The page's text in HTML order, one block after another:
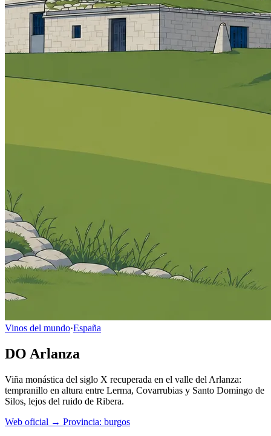
Vinos del mundo·España
DO Arlanza
Viña monástica del siglo X recuperada en el valle del Arlanza:
tempranillo en altura entre Lerma, Covarrubias y Santo Domingo de
Silos, lejos del ruido de Ribera.
Web oficial → Provincia: burgos